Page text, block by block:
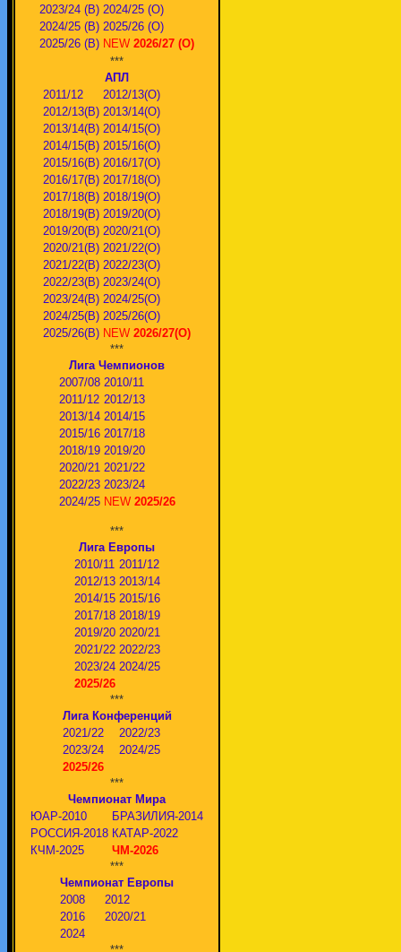
2023/24 (В) 2024/25 (О)
2024/25 (В) 2025/26 (О)
2025/26 (В) NEW 2026/27 (О)
***
АПЛ
2011/12
2012/13(О)
2012/13(В) 2013/14(О)
2013/14(В) 2014/15(О)
2014/15(В) 2015/16(О)
2015/16(В) 2016/17(О)
2016/17(В) 2017/18(О)
2017/18(В) 2018/19(О)
2018/19(В) 2019/20(О)
2019/20(В) 2020/21(О)
2020/21(В) 2021/22(О)
2021/22(В) 2022/23(О)
2022/23(В) 2023/24(O)
2023/24(В) 2024/25(O)
2024/25(В) 2025/26(О)
2025/26(В) NEW 2026/27(О)
***
Лига Чемпионов
2007/08 2010/11
2011/12 2012/13
2013/14 2014/15
2015/16 2017/18
2018/19 2019/20
2020/21 2021/22
2022/23 2023/24
2024/25 NEW 2025/26
***
Лига Европы
2010/11 2011/12
2012/13 2013/14
2014/15 2015/16
2017/18 2018/19
2019/20 2020/21
2021/22 2022/23
2023/24 2024/25
2025/26
***
Лига Конференций
2021/22
2022/23
2023/24
2024/25
2025/26
***
Чемпионат Мира
ЮАР-2010
БРАЗИЛИЯ-2014
РОССИЯ-2018 КАТАР-2022
КЧМ-2025
ЧМ-2026
***
Чемпионат Европы
2008
2012
2016
2020/21
2024